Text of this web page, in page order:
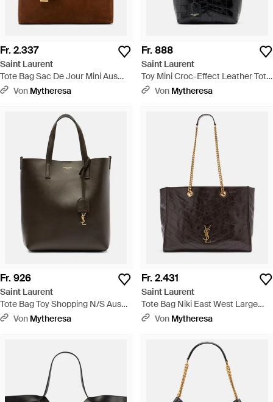
Fr. 2.337
Saint Laurent
Tote Bag Sac De Jour Mini Aus
Veloursleder - Braun
Von Mytheresa
Fr. 888
Saint Laurent
Toy Mini Croc-Effect Leather Tote
- Schwarz
Von Mytheresa
Fr. 926
Saint Laurent
Tote Bag Toy Shopping N/S Aus
Leder - Schwarz
Von Mytheresa
Fr. 2.431
Saint Laurent
Tote Bag Niki East West Large
Aus Leder - Schwarz
Von Mytheresa